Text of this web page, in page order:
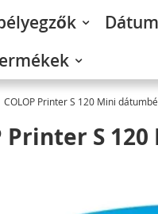
COLOP Printer S 120 Mini
Printer S